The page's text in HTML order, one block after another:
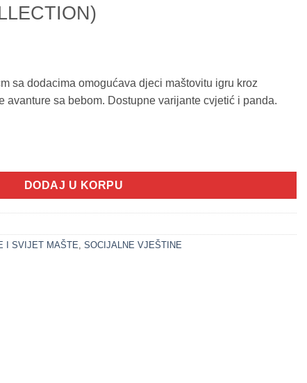
sa dodacima omogućava djeci maštovitu igru kroz
avanture sa bebom. Dostupne varijante cvjetić i panda.
sa dodacima - panda (DOLL COLLECTION) količina
DODAJ U KORPU
I SVIJET MAŠTE, SOCIJALNE VJEŠTINE